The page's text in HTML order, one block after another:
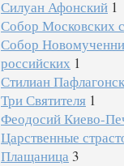
Силуан Афонский 1
Собор Московских
Собор
российских 1
Стилиан
Три Святителя 1
Феодосий Киево-
Царственные
Плащаница 3